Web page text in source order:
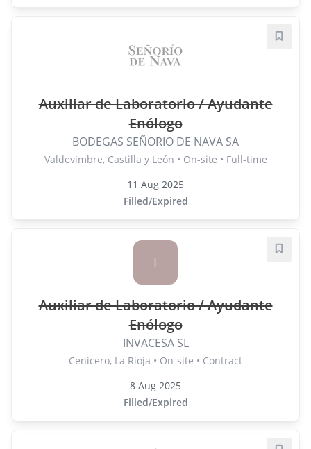
Auxiliar de Laboratorio / Ayudante
Enólogo
BODEGAS SEÑORIO DE NAVA SA
Valdevimbre, Castilla y León • On-site • Full-time
11 Aug 2025
Filled/Expired
Save
I
Auxiliar de Laboratorio / Ayudante
Enólogo
INVACESA SL
Cenicero, La Rioja • On-site • Contract
8 Aug 2025
Filled/Expired
Save